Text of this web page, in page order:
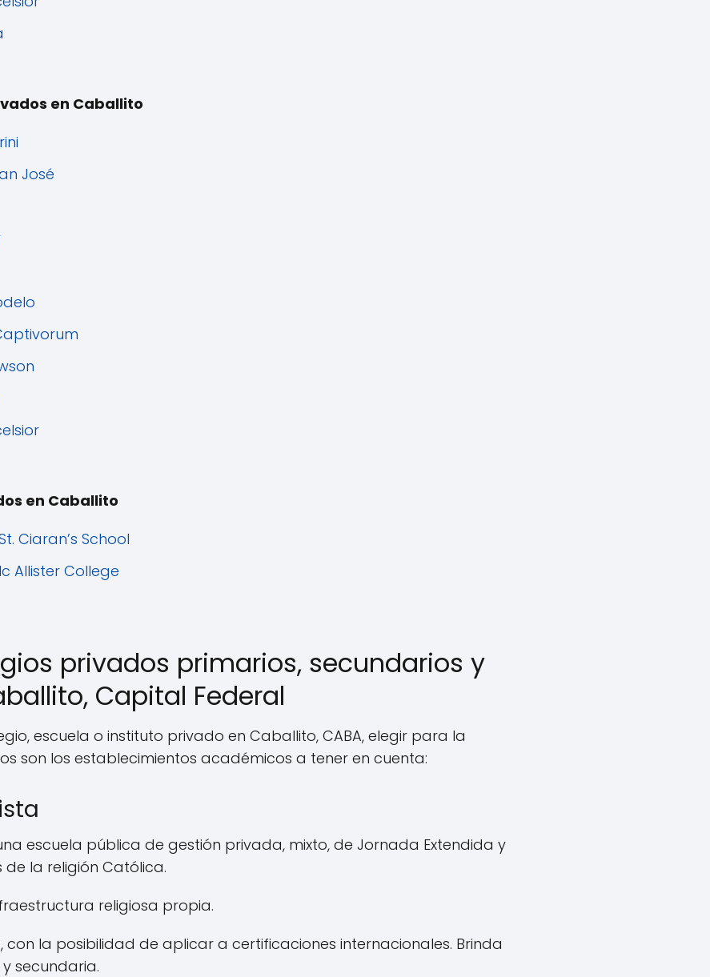
en Caballito
José
en Caballito
Ciaran’s School
Allister College
privados primarios, secundarios y
Capital Federal
escuela o instituto privado en Caballito, CABA, elegir para la
son los establecimientos académicos a tener en cuenta:
escuela pública de gestión privada, mixto, de Jornada Extendida y
la religión Católica.
religiosa propia.
con la posibilidad de aplicar a certificaciones internacionales. Brinda
secundaria.